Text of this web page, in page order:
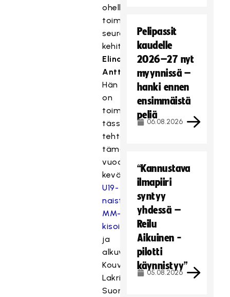
ohella
toimii
seuratoiminnan
kehityspäällikkö
Elina
Anttonen.
Hän
on
toiminut
tässä
tehtävässä
tämän
vuoden
keväällä
U19-
naisten
MM-
kisoissa
ja
alkuvuodesta
Kouvolan
Lakritsi
Suomen
Pelipassit
kaudelle
2026–27 nyt
myynnissä –
hanki ennen
ensimmäistä
peliä
06.08.2026
“Kannustava
ilmapiiri
syntyy
yhdessä –
Reilu
Aikuinen -
pilotti
käynnistyy”
05.08.2026